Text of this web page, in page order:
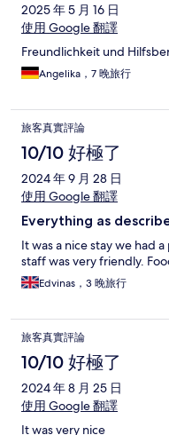
2025 年 5 月 16 日
使用 Google 翻譯
Freundlichkeit und
Angelika，7 晚旅行
旅客真實評論
10/10 好極了
2024 年 9 月 28 日
使用 Google 翻譯
Everything as
It was a nice stay we had
staff was very friendly.
Edvinas，3 晚旅行
旅客真實評論
10/10 好極了
2024 年 8 月 25 日
使用 Google 翻譯
It was very nice